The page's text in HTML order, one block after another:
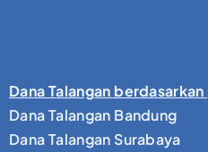
Dana Talangan
Dana Talangan Bandung
Dana Talangan Surabaya